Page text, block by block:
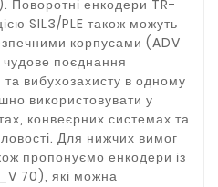
Поворотні енкодери TR-
SIL3/PLE також можуть
корпусами (ADV
поєднання
вибухозахисту в одному
використовувати у
конвеєрних системах та
Для нижчих вимог
пропонуємо енкодери із
70), які можна